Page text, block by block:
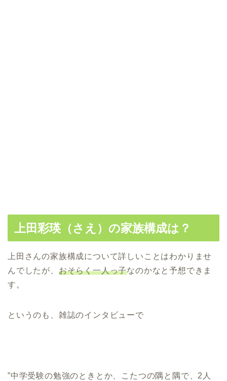
上田彩瑛（さえ）の家族構成は？
上田さんの家族構成について詳しいことはわかりませ
んでしたが、 おそらく一人っ子なのかなと予想できま
す。
というのも、雑誌のインタビューで
”中学受験の勉強のときとか、こたつの隅と隅で、2人